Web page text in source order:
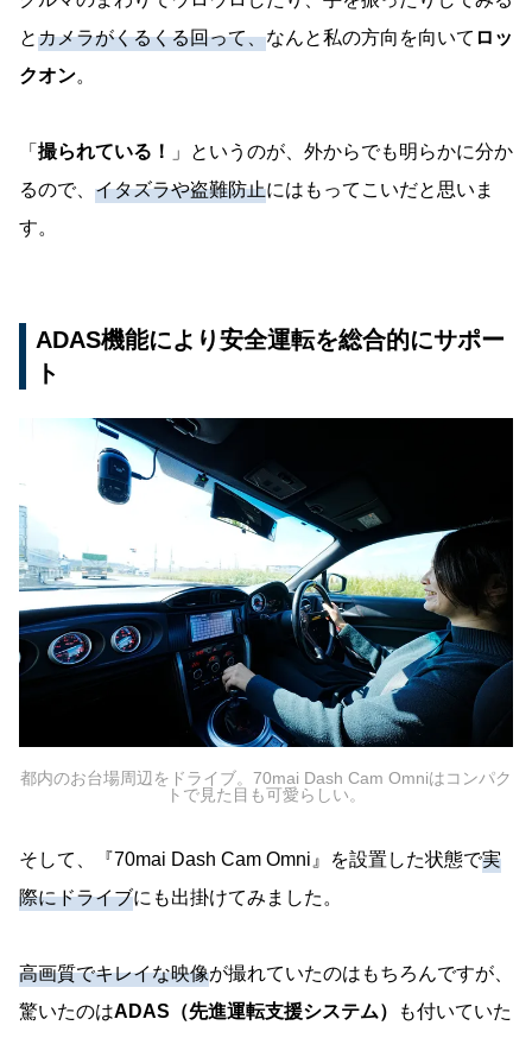
とカメラがくるくる回って、なんと私の方向を向いて ロッ
クオン。
「 撮られている！
」というのが、外からでも明らかに分か
るので、 イタズラや盗難防止にはもってこいだと思いま
す。
ADAS機能により安全運転を総合的にサポー
ト
都内のお台場周辺をドライブ。70mai Dash Cam Omniはコンパク
トで見た目も可愛らしい。
そして、『70mai Dash Cam Omni』を設置した状態で実
際にドライブにも出掛けてみました。
高画質でキレイな映像が撮れていたのはもちろんですが、
驚いたのはADAS（先進運転支援システム）
も付いていた